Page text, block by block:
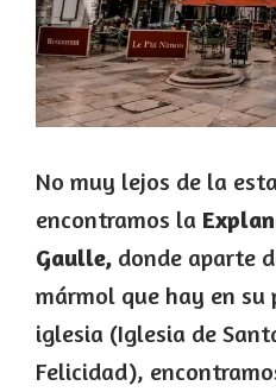
No muy lejos de la
encontramos la
Gaulle, donde aparte
mármol que hay en
iglesia (Iglesia de
Felicidad),